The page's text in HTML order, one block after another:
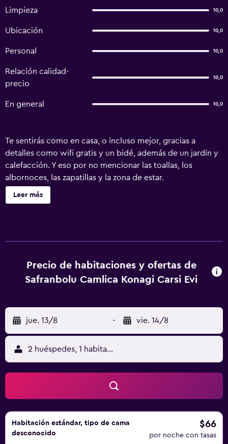
Limpieza 10,0
Ubicación 10,0
Personal 10,0
Relación calidad-
precio
10,0
En general 10,0
Te sentirás como en casa, o incluso mejor, gracias a
detalles como wifi gratis y un bidé, además de un jardín y
calefacción. Y eso por no mencionar las toallas, los
albornoces, las zapatillas y la zona de estar.
Leer más
Precio de habitaciones y ofertas de
Safranbolu Camlica Konagi Carsi Evi
jue. 13/8 - vie. 14/8
2 huéspedes, 1 habitación
Habitación estándar, tipo de cama
desconocido
$66
por noche con tasas